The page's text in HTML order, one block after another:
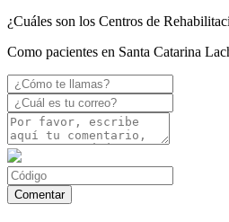
¿Cuáles son los Centros de
Como pacientes en Santa Catarina